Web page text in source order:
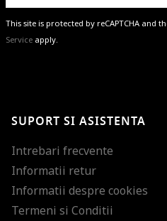
This site is protected by reCAPTCHA and
Service apply.
ultimele
SUPORT SI ASISTENTA
Intrebari frecvente
Informatii retur
Informatii despre cookies
Termeni si Conditii